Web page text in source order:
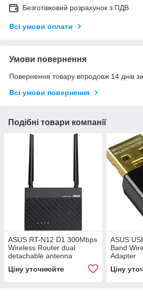
Безготівковий розрахунок з ПДВ
Всі умови оплати
Умови повернення
Повернення товару впродовж 14 днів
Всі умови повернення
Подібні товари компанії
ASUS RT-N12 D1 300Mbps
Wireless Router dual
detachable antenna
Ціну уточнюйте
ASUS
Band
Adapter
Ціну